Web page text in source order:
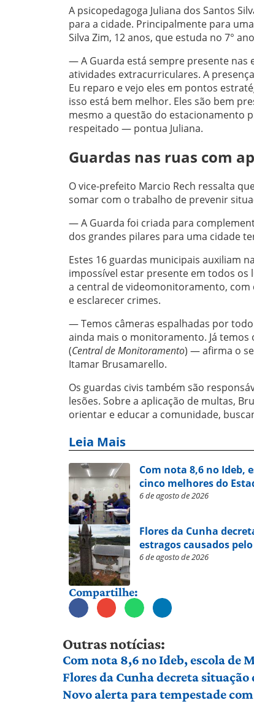
A psicopedagoga Juliana dos Santos
para a cidade. Principalmente para
Silva Zim, 12 anos, que estuda no 7°
— A Guarda está sempre presente nas
atividades extracurriculares. A
Eu reparo e vejo eles em pontos
isso está bem melhor. Eles são bem
mesmo a questão do estacionamento
respeitado — pontua Juliana.
Guardas nas ruas com
O vice-prefeito Marcio Rech ressalta
somar com o trabalho de prevenir
— A Guarda foi criada para
dos grandes pilares para uma cidade
Estes 16 guardas municipais auxiliam
impossível estar presente em todos os
a central de videomonitoramento, com
e esclarecer crimes.
— Temos câmeras espalhadas por
ainda mais o monitoramento. Já
(Central de Monitoramento) — afirma o
Itamar Brusamarello.
Os guardas civis também são
lesões. Sobre a aplicação de multas,
orientar e educar a comunidade,
Leia Mais
Com nota 8,6 no Ideb,
cinco melhores do
6 de agosto de 2026
Flores da Cunha
estragos causados
6 de agosto de 2026
Compartilhe:
Outras notícias:
Com nota 8,6 no Ideb, escola de
Flores da Cunha decreta
Novo alerta para tempestade